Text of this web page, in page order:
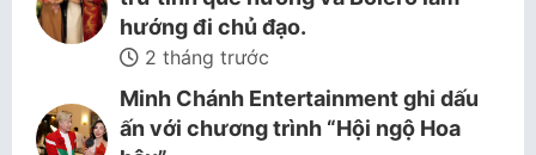
hướng đi chủ đạo.
2 tháng trước
Minh Chánh Entertainment ghi dấu
ấn với chương trình “Hội ngộ Hoa